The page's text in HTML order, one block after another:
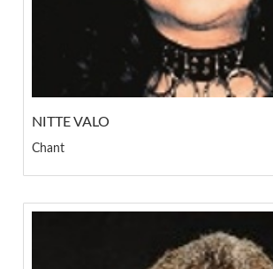
NITTE VALO
Chant